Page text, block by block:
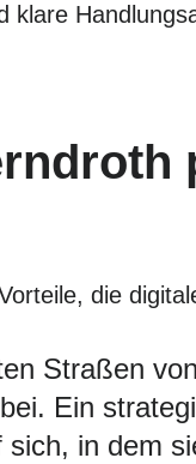
die
Straßen
Ein
in dem